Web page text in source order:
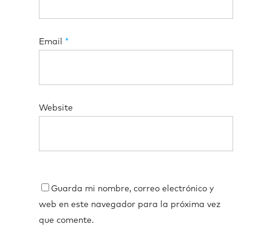
Email *
Website
Guarda mi nombre, correo electrónico y
web en este navegador para la próxima vez
que comente.